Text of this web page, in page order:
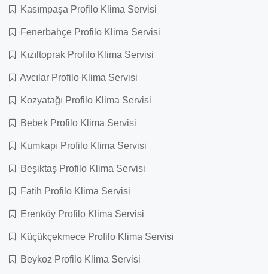
Kasımpaşa Profilo Klima Servisi
Fenerbahçe Profilo Klima Servisi
Kızıltoprak Profilo Klima Servisi
Avcılar Profilo Klima Servisi
Kozyatağı Profilo Klima Servisi
Bebek Profilo Klima Servisi
Kumkapı Profilo Klima Servisi
Beşiktaş Profilo Klima Servisi
Fatih Profilo Klima Servisi
Erenköy Profilo Klima Servisi
Küçükçekmece Profilo Klima Servisi
Beykoz Profilo Klima Servisi